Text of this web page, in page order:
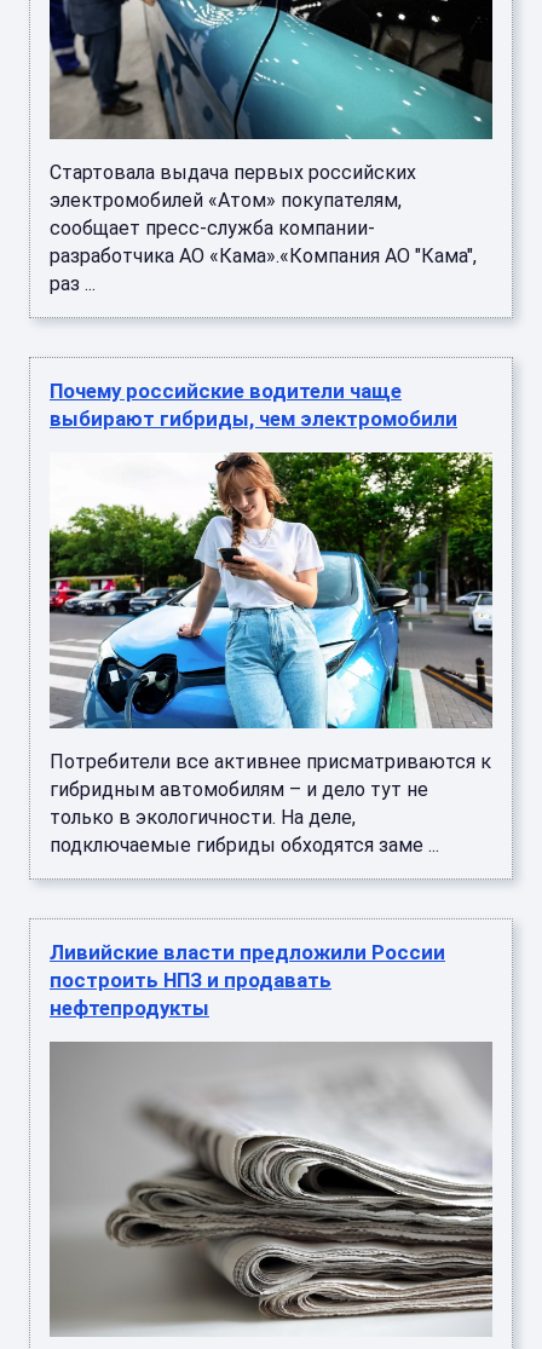
Стартовала выдача первых российских
электромобилей «Атом» покупателям,
сообщает пресс-служба компании-
разработчика АО «Кама».«Компания АО "Кама",
раз ...
Почему российские водители чаще
выбирают гибриды, чем электромобили
Потребители все активнее присматриваются к
гибридным автомобилям – и дело тут не
только в экологичности. На деле,
подключаемые гибриды обходятся заме ...
Ливийские власти предложили России
построить НПЗ и продавать
нефтепродукты